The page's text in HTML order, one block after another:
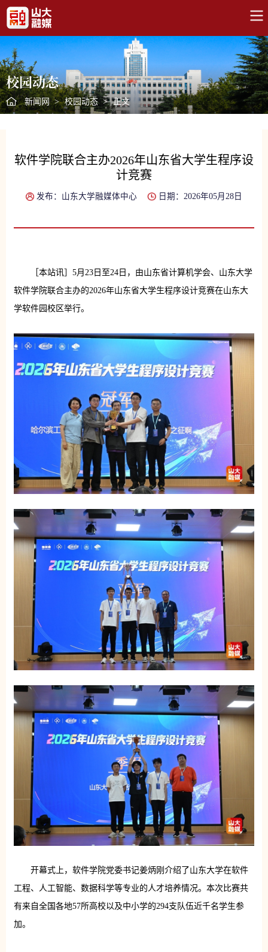
校园动态
新闻网 > 校园动态 > 正文
软件学院联合主办2026年山东省大学生程序设
计竞赛
发布：山东大学融媒体中心 日期：2026年05月28日
［本站讯］5月23日至24日，由山东省计算机学会、山东大学
软件学院联合主办的2026年山东省大学生程序设计竞赛在山东大
学软件园校区举行。
开幕式上，软件学院党委书记姜炳刚介绍了山东大学在软件
工程、人工智能、数据科学等专业的人才培养情况。本次比赛共
有来自全国各地57所高校以及中小学的294支队伍近千名学生参
加。